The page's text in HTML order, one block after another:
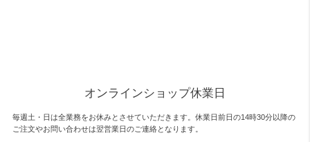
オンラインショップ休業日
毎週土・日は全業務をお休みとさせていただきます。休業日前日の14時30分以降の
ご注文やお問い合わせは翌営業日のご連絡となります。